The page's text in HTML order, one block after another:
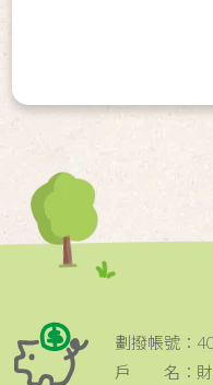
劃撥帳號：
戶 名：財